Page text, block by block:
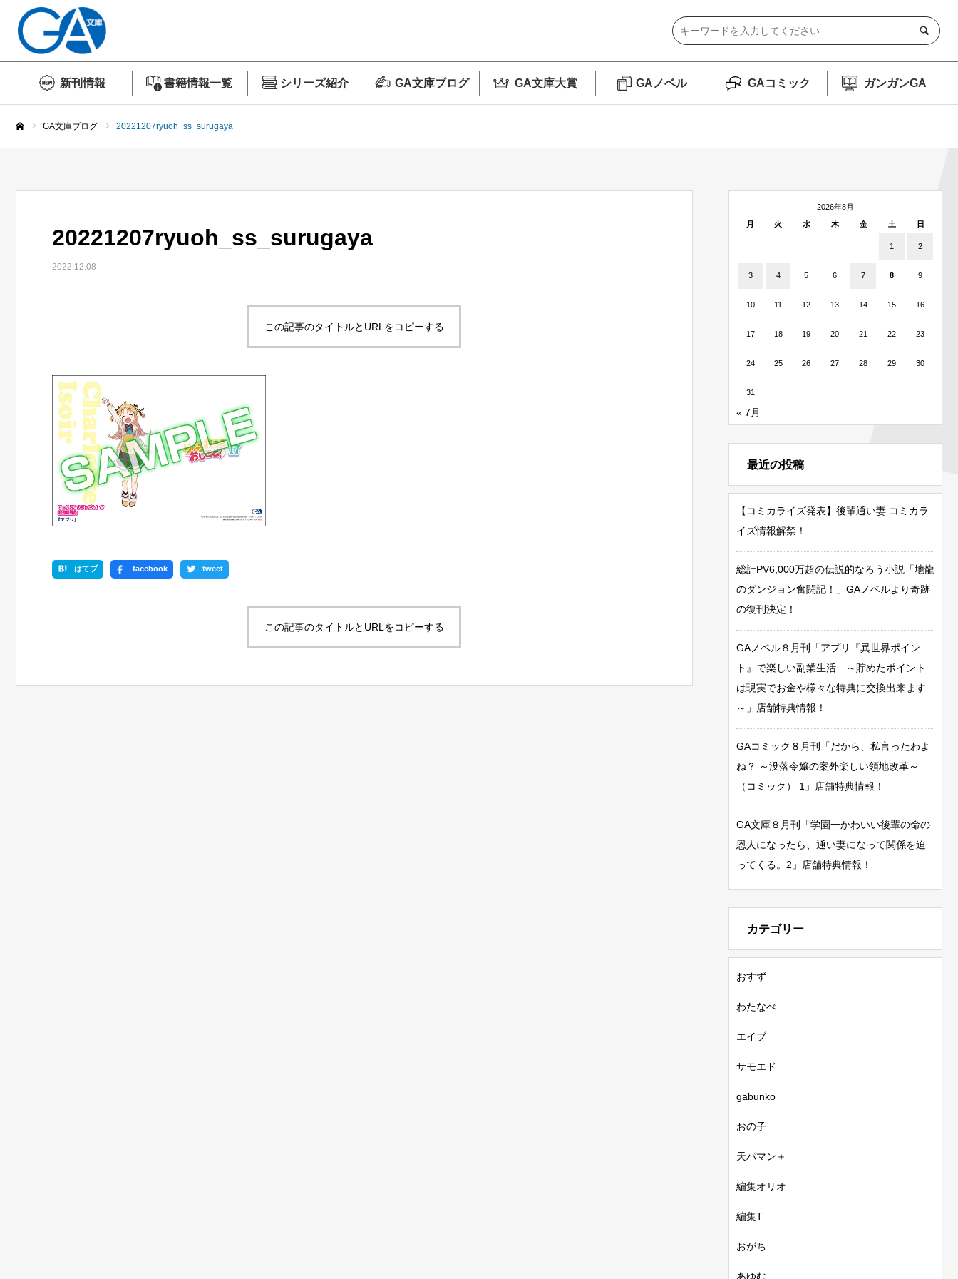
新刊情報 書籍情報一覧 シリーズ紹介 GA文庫ブログ GA文庫大賞 GAノベル GAコミック ガンガンGA
GA文庫ブログ 20221207ryuoh_ss_surugaya
20221207ryuoh_ss_surugaya
2022.12.08
この記事のタイトルとURLをコピーする
はてブ facebook tweet
この記事のタイトルとURLをコピーする
2026年8月
月
火 水 木 金 土 日
1 2
3 4 5 6 7 8 9
10 11 12 13 14 15 16
17 18 19 20 21 22 23
24 25 26 27 28 29 30
31
« 7月
最近の投稿
【コミカライズ発表】後輩通い妻 コミカラ
イズ情報解禁！
総計PV6,000万超の伝説的なろう小説「地龍
のダンジョン奮闘記！」GAノベルより奇跡
の復刊決定！
GAノベル８月刊「アプリ『異世界ポイン
ト』で楽しい副業生活 ～貯めたポイント
は現実でお金や様々な特典に交換出来ます
～」店舗特典情報！
GAコミック８月刊「だから、私言ったわよ
ね？ ～没落令嬢の案外楽しい領地改革～
（コミック） 1」店舗特典情報！
GA文庫８月刊「学園一かわいい後輩の命の
恩人になったら、通い妻になって関係を迫
ってくる。2」店舗特典情報！
カテゴリー
おすず
わたなべ
エイブ
サモエド
gabunko
おの子
天パマン＋
編集オリオ
編集T
おがち
あゆむ